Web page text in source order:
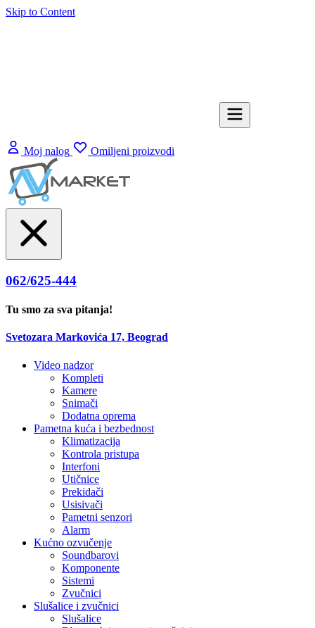
Skip to Content
Moj nalog Omiljeni proizvodi
062/625-444
Tu smo za sva pitanja!
Svetozara Markovića 17, Beograd
Video nadzor
Kompleti
Kamere
Snimači
Dodatna oprema
Pametna kuća i bezbednost
Klimatizacija
Kontrola pristupa
Interfoni
Utičnice
Prekidači
Usisivači
Pametni senzori
Alarm
Kućno ozvučenje
Soundbarovi
Komponente
Sistemi
Zvučnici
Slušalice i zvučnici
Slušalice